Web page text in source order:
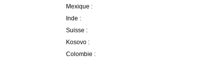
Mexique :
Inde :
Suisse :
Kosovo :
Colombie :